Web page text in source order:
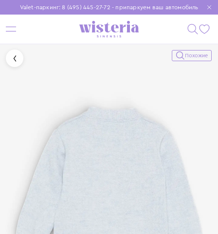
Valet-паркинг: 8 (495) 445-27-72 - припаркуем ваш автомобиль
Бесплатная доставка при заказе от 15 000 ₽
Установите приложение, чтобы покупки были еще удобнее
Похожие